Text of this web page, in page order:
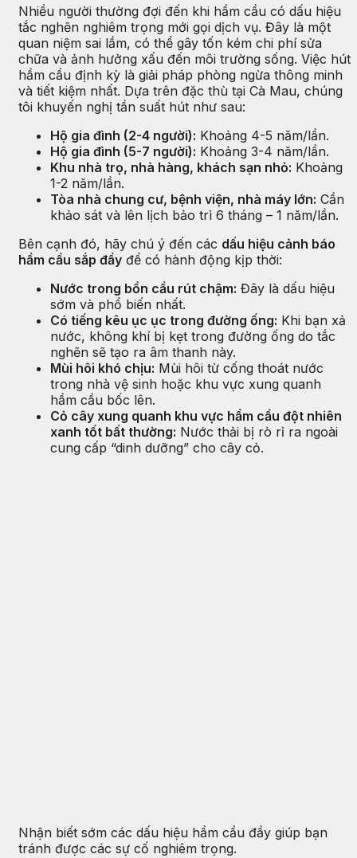
Nhiều người thường đợi đến khi hầm cầu có dấu hiệu
tắc nghẽn nghiêm trọng mới gọi dịch vụ. Đây là một
quan niệm sai lầm, có thể gây tốn kém chi phí sửa
chữa và ảnh hưởng xấu đến môi trường sống. Việc hút
hầm cầu định kỳ là giải pháp phòng ngừa thông minh
và tiết kiệm nhất. Dựa trên đặc thù tại Cà Mau, chúng
tôi khuyến nghị tần suất hút như sau:
Hộ gia đình (2-4 người): Khoảng 4-5 năm/lần.
Hộ gia đình (5-7 người): Khoảng 3-4 năm/lần.
Khu nhà trọ, nhà hàng, khách sạn nhỏ: Khoảng
1-2 năm/lần.
Tòa nhà chung cư, bệnh viện, nhà máy lớn: Cần
khảo sát và lên lịch bảo trì 6 tháng – 1 năm/lần.
Bên cạnh đó, hãy chú ý đến các dấu hiệu cảnh báo
hầm cầu sắp đầy để có hành động kịp thời:
Nước trong bồn cầu rút chậm: Đây là dấu hiệu
sớm và phổ biến nhất.
Có tiếng kêu ục ục trong đường ống: Khi bạn xả
nước, không khí bị kẹt trong đường ống do tắc
nghẽn sẽ tạo ra âm thanh này.
Mùi hôi khó chịu: Mùi hôi từ cống thoát nước
trong nhà vệ sinh hoặc khu vực xung quanh
hầm cầu bốc lên.
Cỏ cây xung quanh khu vực hầm cầu đột nhiên
xanh tốt bất thường: Nước thải bị rò rỉ ra ngoài
cung cấp “dinh dưỡng” cho cây cỏ.
Nhận biết sớm các dấu hiệu hầm cầu đầy giúp bạn
tránh được các sự cố nghiêm trọng.